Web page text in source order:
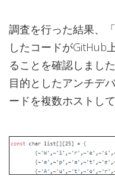
調査を行った結果、
したコードがGitHub
ることを確認しまし
目的としたアンチデ
ードを複数ホストして